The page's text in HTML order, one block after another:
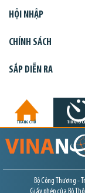
HỘI NHẬP
CHÍNH SÁCH
SẮP DIỄN RA
TRANG CHỦ TIN GIỜ
Bộ Công Thương -